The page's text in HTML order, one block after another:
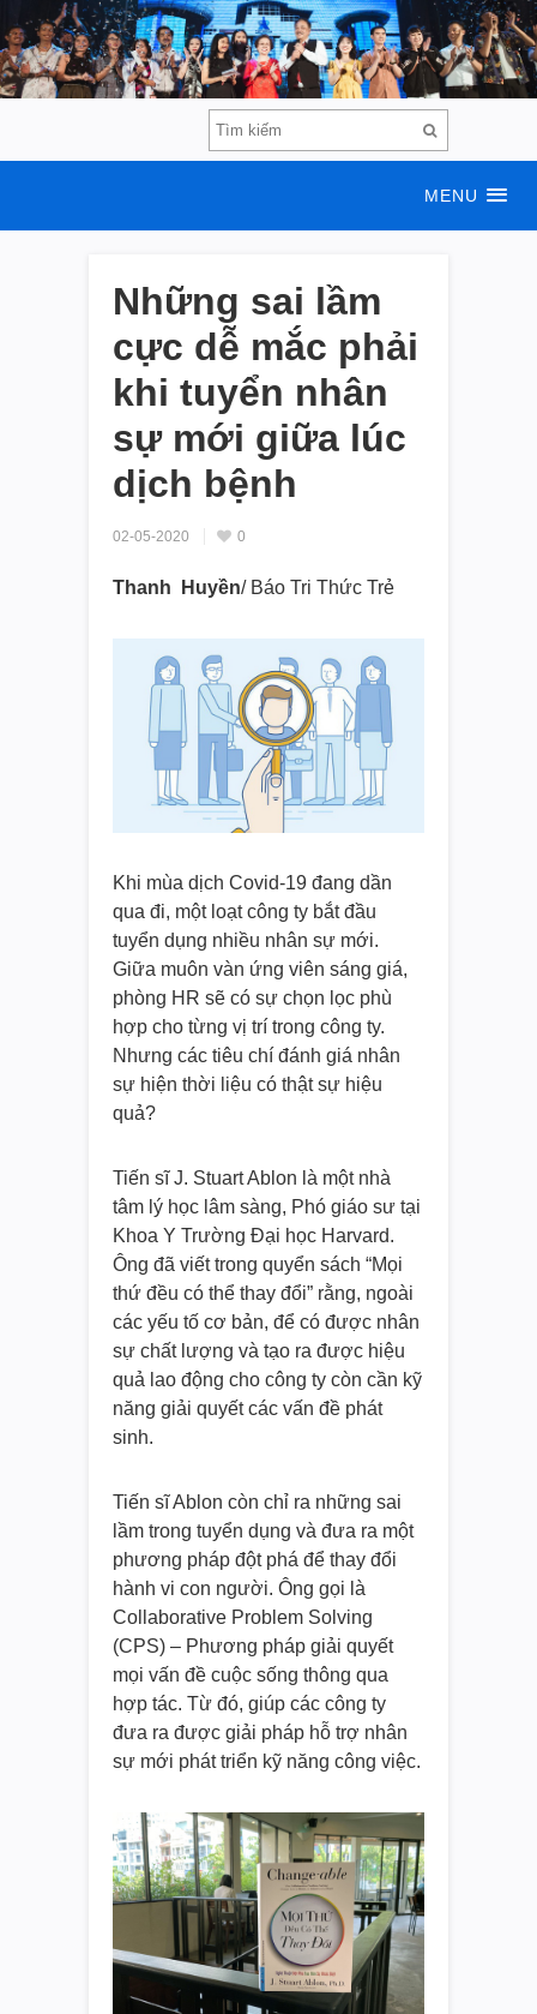
MENU
Những sai lầm
cực dễ mắc phải
khi tuyển nhân
sự mới giữa lúc
dịch bệnh
02-05-2020 0
Thanh Huyền/ Báo Tri Thức Trẻ
Khi mùa dịch Covid-19 đang dần
qua đi, một loạt công ty bắt đầu
tuyển dụng nhiều nhân sự mới.
Giữa muôn vàn ứng viên sáng giá,
phòng HR sẽ có sự chọn lọc phù
hợp cho từng vị trí trong công ty.
Nhưng các tiêu chí đánh giá nhân
sự hiện thời liệu có thật sự hiệu
quả?
Tiến sĩ J. Stuart Ablon là một nhà
tâm lý học lâm sàng, Phó giáo sư tại
Khoa Y Trường Đại học Harvard.
Ông đã viết trong quyển sách “Mọi
thứ đều có thể thay đổi” rằng, ngoài
các yếu tố cơ bản, để có được nhân
sự chất lượng và tạo ra được hiệu
quả lao động cho công ty còn cần kỹ
năng giải quyết các vấn đề phát
sinh.
Tiến sĩ Ablon còn chỉ ra những sai
lầm trong tuyển dụng và đưa ra một
phương pháp đột phá để thay đổi
hành vi con người. Ông gọi là
Collaborative Problem Solving
(CPS) – Phương pháp giải quyết
mọi vấn đề cuộc sống thông qua
hợp tác. Từ đó, giúp các công ty
đưa ra được giải pháp hỗ trợ nhân
sự mới phát triển kỹ năng công việc.